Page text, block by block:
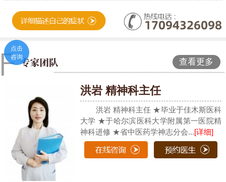
查看更多
洪岩 精神科主任
洪岩 精神科主任 ★毕业于佳木斯医科
大学 ★于哈尔滨医科大学附属第一医院精
神科进修 ★省中医药学神志分会...[详细]
点击
咨询